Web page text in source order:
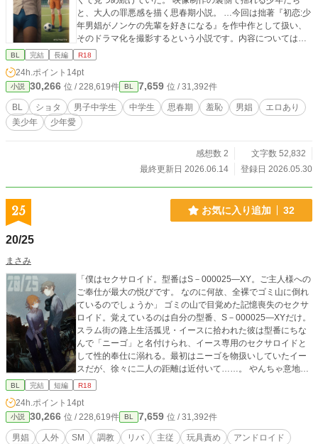
と、大人の罪悪感を描く思春期小説。 …今回は拙著『初恋:少
年男娼がノンケの先輩を好きになる』を作中作として扱い、
そのドラマ化を撮影するという小説です。内容についてはそ
ちらを読んでいなくてもわかるように書いているので、是非
や、少年の過激な描写もあるのでご注意ください。 かつては
実際に多く存在していた、少年たちを生々しく撮影した古き
映画やドラマたちにインスピレーションを貰いました。
BL 完結 長編 R18
24h.ポイント 14pt
小説 30,266 位 / 228,619件 BL 7,659 位 / 31,392件
BL ショタ 男子中学生 中学生 思春期 羞恥 男娼
エロあり
美少年
少年愛
感想数 2
文字数 52,832
最終更新日 2026.06.14
登録日 2026.05.30
25 お気に入り追加 32
20/25
まさみ
「僕はセクサロイド。型番はS－000025―XY。ご主人様への
ご奉仕が最大の悦びです。 なのに何故、全裸でゴミ山に倒れ
ているのでしょうか」 ゴミの山で目覚めた記憶喪失のセクサ
ロイド。覚えているのは自分の型番、S－000025―XYだけ。
スラム街の路上生活孤児・イースに拾われた彼は型番にちな
んで「ニーゴ」と名付けられ、イース専用のセクサロイドと
して性的奉仕に溺れる。最初はニーゴを物扱いしていたイー
スだが、徐々に二人の距離は近付いて……。 やんちゃ意地っ
張り孤児攻め人間×淫乱ドM敬語受けセクサロイド （SF/鬼畜/
BL 完結 短編 R18
24h.ポイント 14pt
小説 30,266 位 / 228,619件 BL 7,659 位 / 31,392件
男娼 人外 SM 調教 リバ 主従 玩具責め
アンドロイド